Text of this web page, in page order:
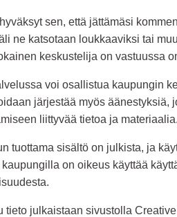
sen, että jättämäsi
ne katsotaan loukkaaviksi tai
keskustelija on vastuussa
voi osallistua kaupungin
järjestää myös
liittyvää tietoa ja materiaalia.
tuottama sisältö on julkista, ja
on oikeus käyttää
tieto julkaistaan sivustolla